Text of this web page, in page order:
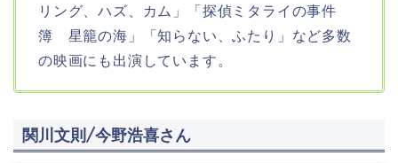
リング、ハズ、カム」「探偵ミタライの事件
簿 星籠の海」「知らない、ふたり」など多数
の映画にも出演しています。
関川文則/今野浩喜さん